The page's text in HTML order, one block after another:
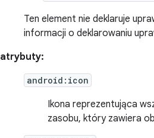
Ten element nie deklaruje
informacji o deklarowaniu
atrybuty:
android:icon
Ikona reprezentująca
zasobu, który zawiera